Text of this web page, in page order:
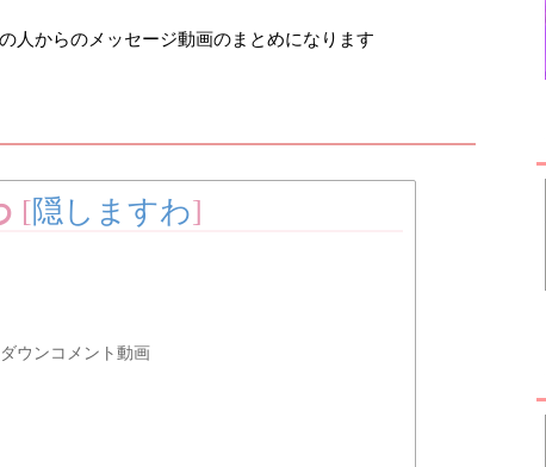
人からのメッセージ動画のまとめになります
[隠しますわ]
ウンコメント動画